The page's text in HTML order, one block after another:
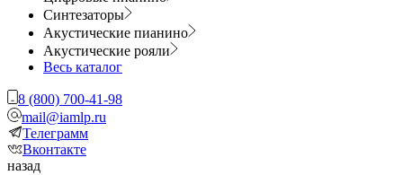
Синтезаторы
Акустические пианино
Акустические рояли
Весь каталог
8 (800) 700-41-98
mail@iamlp.ru
Телеграмм
Вконтакте
назад